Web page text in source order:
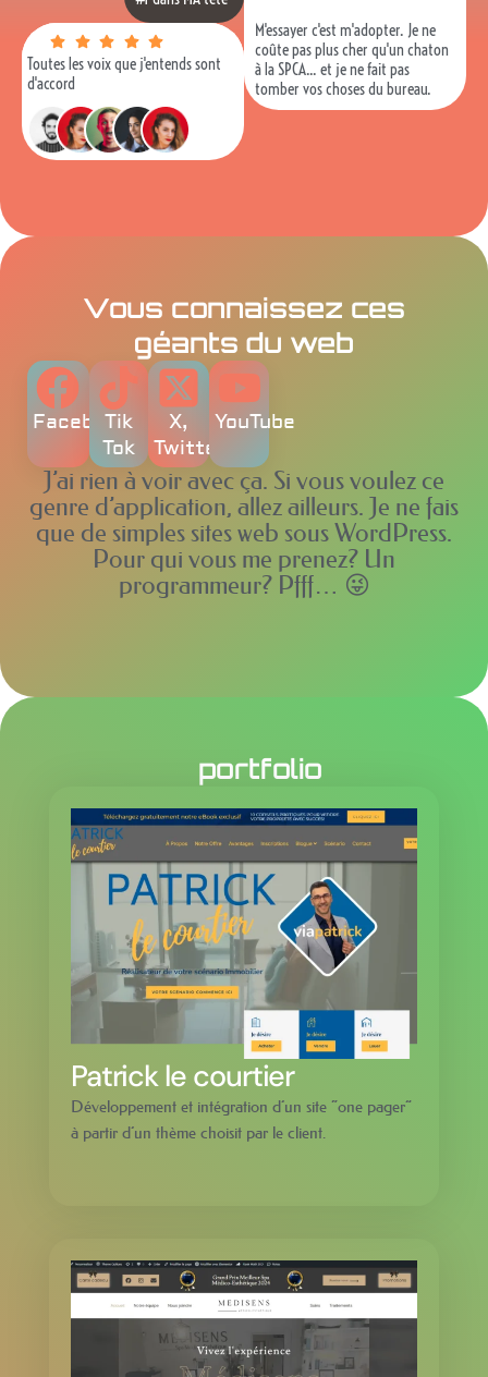
Toutes les voix que j'entends sont
d'accord
M'essayer c'est m'adopter. Je ne
coûte pas plus cher qu'un chaton
à la SPCA... et je ne fait pas
tomber vos choses du bureau.
Vous connaissez ces
géants du web
Facebook
Tik
Tok
X,
Twitter
YouTube
J’ai rien à voir avec ça. Si vous voulez ce
genre d’application, allez ailleurs. Je ne fais
que de simples sites web sous WordPress.
Pour qui vous me prenez? Un
programmeur? Pfff… 😜
portfolio
Patrick le courtier
Développement et intégration d’un site “one pager”
à partir d’un thème choisit par le client.